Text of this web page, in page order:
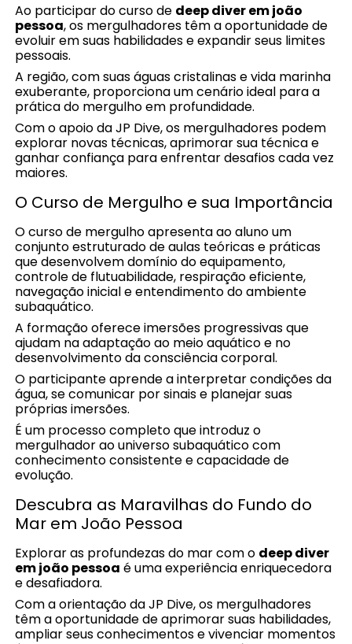
Ao participar do curso de deep diver em joão
pessoa, os mergulhadores têm a oportunidade de
evoluir em suas habilidades e expandir seus limites
pessoais.
A região, com suas águas cristalinas e vida marinha
exuberante, proporciona um cenário ideal para a
prática do mergulho em profundidade.
Com o apoio da JP Dive, os mergulhadores podem
explorar novas técnicas, aprimorar sua técnica e
ganhar confiança para enfrentar desafios cada vez
maiores.
O Curso de Mergulho e sua Importância
O curso de mergulho apresenta ao aluno um
conjunto estruturado de aulas teóricas e práticas
que desenvolvem domínio do equipamento,
controle de flutuabilidade, respiração eficiente,
navegação inicial e entendimento do ambiente
subaquático.
A formação oferece imersões progressivas que
ajudam na adaptação ao meio aquático e no
desenvolvimento da consciência corporal.
O participante aprende a interpretar condições da
água, se comunicar por sinais e planejar suas
próprias imersões.
É um processo completo que introduz o
mergulhador ao universo subaquático com
conhecimento consistente e capacidade de
evolução.
Descubra as Maravilhas do Fundo do
Mar em João Pessoa
Explorar as profundezas do mar com o deep diver
em joão pessoa é uma experiência enriquecedora
e desafiadora.
Com a orientação da JP Dive, os mergulhadores
têm a oportunidade de aprimorar suas habilidades,
ampliar seus conhecimentos e vivenciar momentos